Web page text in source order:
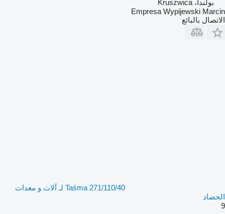
بولندا، Kruszwica
Empresa Wypijewski Marcin
الاتصال بالبائع
Taśma 271/110/40 لـ آلات و معدات
الحصاد
9